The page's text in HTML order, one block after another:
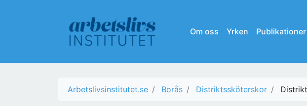
Om oss Yrken Publikationer
Arbetslivsinstitutet.se Borås Distriktssköterskor